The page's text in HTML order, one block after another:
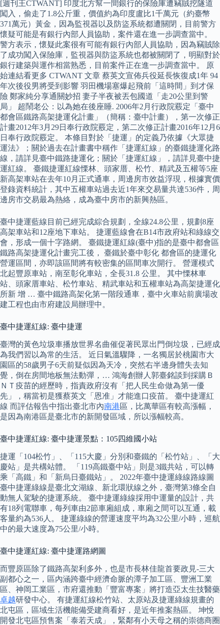
[週刊王CTWANT] 印度北方幫一間銀行的保險庫遭竊賊挖隧道
闖入，偷走了1.8公斤重，價值約為印度盧比1千萬元（約臺幣
371萬元）黃金，因為監視器以及防盜系統都遭關閉，目前警方
懷疑可能是有銀行內部人員協助，案件還在進一步調查當中。
警方表示，懷疑此案很有可能有銀行內部人員協助，因為竊賊除
了成功闖入保險庫，監視器與防盜系統也都被關閉了，明顯對於
銀行建築與運作相當熟悉，目前案件正在進一步調查當中。 原
始連結看更多 CTWANT 文章 蔡英文宣佈兵役延長恢復成1年 94
年次後役男將受到影響 羽田機場塞爆起飛前「這時間」到才保
險 鄭家純分享通關妙招 妻子半夜被丟包國道「走20公里到警
局」 超鬧老公：以為她在後座睡. 2006年2月行政院覈定「臺中
都會區鐵路高架捷運化計畫」（簡稱：臺中計畫），第一次修正
計畫2012年3月29日奉行政院覈定，第二次修正計畫2016年12月6
日奉行政院覈定。 本條目對於「捷運」的定義乃依據《大眾捷
運法》；關於過去在計畫書中稱作「捷運紅線」的臺鐵捷運化路
線，請詳見臺中鐵路捷運化；關於「捷運紅線」，請詳見臺中捷
運紅線。 臺鐵捷運紅線慄林、頭家厝、松竹、精武及五權等5座
新高架車站在去年10月正式通車，周邊房市效益浮現，根據實價
登錄資料統計，其中五權車站過去近1年來交易量共達536件，周
邊房市交易最為熱絡，成為臺中房市的新興熱區。
臺中捷運藍線目前已經完成綜合規劃，全線24.8公里，規劃8座
高架車站和12座地下車站。 捷運藍線會在B14市政府站和綠線交
會，形成一個十字路網。 臺鐵捷運紅線(臺中)指的是臺中都會區
鐵路高架捷運化計畫完工後， 臺鐵於臺中彰化 都會區的捷運化
營運區間，亦即該區間將有較密集的區間車次開行。 營運模式
北起豐原車站，南至彰化車站，全長31.8 公里。 其中慄林車
站、頭家厝車站、松竹車站、精武車站和五權車站為高架捷運化
所新 增 … 臺中鐵路高架化第一階段通車，臺中火車站前廣場改
建工程也由市府建設局辦理中。
臺中捷運紅線: 臺中捷運
臺灣的黃色垃圾車播放世界名曲催促著民眾出門倒垃圾，已經成
為我們習以為常的生活。 近日氣溫驟降，一名獨居於桃園市大
園區的58歲男子6天前疑似因為天冷，突然右半邊身體失去知
覺，倒在房間地板無法動彈，… 鴻海創辦人郭臺銘談到採購Ｂ
ＮＴ疫苗的經歷時，指責政府沒有「把人民生命做為第一優
先」，稱當初是獲蔡英文「恩准」才能進口疫苗。 臺中捷運紅
線 而評估報告中指出臺北市內南港區，比萬華區有較高漲幅，
是因為南港區是臺北市的新開發區域，所以漲幅較高。
臺中捷運紅線: 臺中捷運景點：105四維國小站
捷運「104松竹」、「115大慶」分別和臺鐵的「松竹站」、「大
慶站」是共構站體。 「119高鐵臺中站」則是3鐵共站，可以轉
乘「高鐵」和「新烏日臺鐵站」。 2022年臺中捷運綠線路線圖
臺中捷運綠線是臺北文湖線、新北環狀線之外，臺灣第3條全自
動無人駕駛的捷運系統。 臺中捷運綠線採用中運量的設計，共
有18列電聯車，每列車由2節車廂組成，車廂之間可以互通，載
客量約為536人。 捷運綠線的營運速度平均為32公里/小時，巡航
中的最大速度為75公里/小時。
臺中捷運紅線: 臺中捷運路網圖
而豐原區除了鐵路高架利多外，也是市長林佳龍首要政見-三大
副都心之一，區內涵跨臺中經濟命脈的潭子加工區、豐洲工業
區、神岡工業區，市府還推動「豐富專案」將打造亞太生技醫藥
卓越研發中心。 有捷運紅線松竹站、太原站及捷運綠線規畫的
北屯區，區域生活機能備受建商看好，是近年推案熱區。 坤悅
開發北屯區預售案「泰若天成」，緊鄰有小天母之稱的崇德商圈